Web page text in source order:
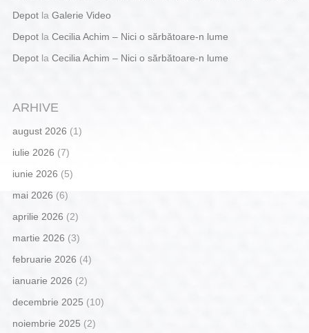
Depotla Galerie Video
Depotla Cecilia Achim – Nici o sărbătoare-n lume
Depotla Cecilia Achim – Nici o sărbătoare-n lume
ARHIVE
august 2026 (1)
iulie 2026 (7)
iunie 2026 (5)
mai 2026 (6)
aprilie 2026 (2)
martie 2026 (3)
februarie 2026 (4)
ianuarie 2026 (2)
decembrie 2025 (10)
noiembrie 2025 (2)